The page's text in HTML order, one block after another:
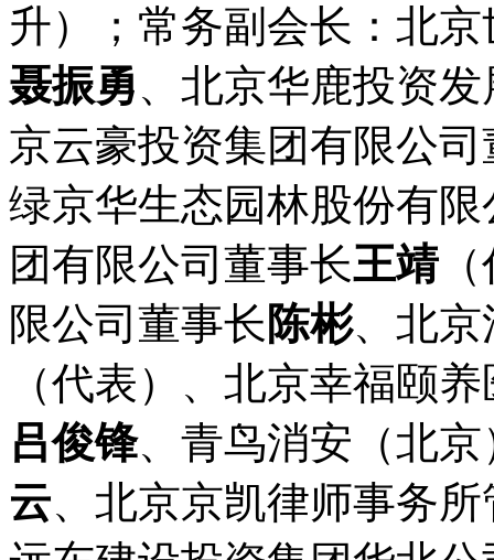
升）；常务副会长：北
聂振勇、北京华鹿投资
京云豪投资集团有限公司
绿京华生态园林股份有
团有限公司董事长王靖
限公司董事长 陈彬、北京
（代表）、北京幸福颐
吕俊锋、青鸟消安（北
云、北京京凯律师事务